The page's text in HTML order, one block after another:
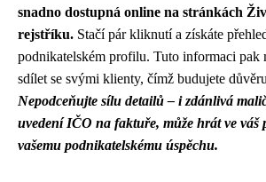
snadno dostupná online na stránkách
rejstříku. Stačí pár kliknutí a získáte
podnikatelském profilu. Tuto informaci pak
sdílet se svými klienty, čímž budujete
Nepodceňujte sílu detailů – i zdánlivá
uvedení IČO na faktuře, může hrát ve váš
vašemu podnikatelskému úspěchu.